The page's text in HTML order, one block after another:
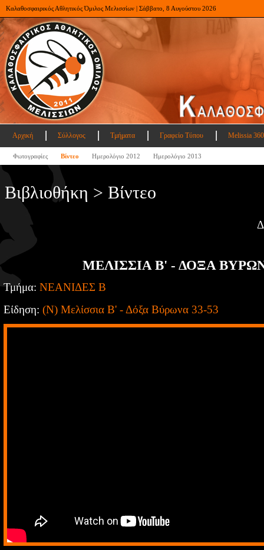
Καλαθοσφαιρικός Αθλητικός Όμιλος Μελισσίων | Σάββατο, 8 Αυγούστου 2026
Αρχική Σύλλογος Τμήματα Γραφείο Τύπου Melissia
Φωτογραφίες Βίντεο Ημερολόγιο 2012 Ημερολόγιο 2013
Βιβλιοθήκη > Βίντεο
ΜΕΛΙΣΣΙΑ Β' - ΔΟΞΑ
Τμήμα: ΝΕΑΝΙΔΕΣ Β
Είδηση: (Ν) Μελίσσια Β' - Δόξα Βύρωνα 33-53